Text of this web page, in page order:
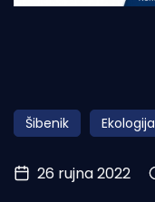
Obala
Otoci
Turizam i nautika
Šibenik Ekologija
26 rujna 2022